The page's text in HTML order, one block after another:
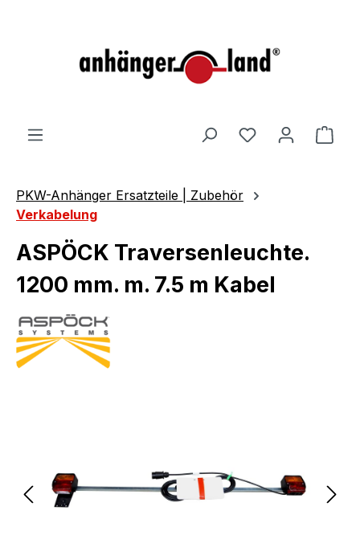
PKW-Anhänger Ersatzteile | Zubehör
Verkabelung
ASPÖCK Traversenleuchte.
1200 mm. m. 7.5 m Kabel